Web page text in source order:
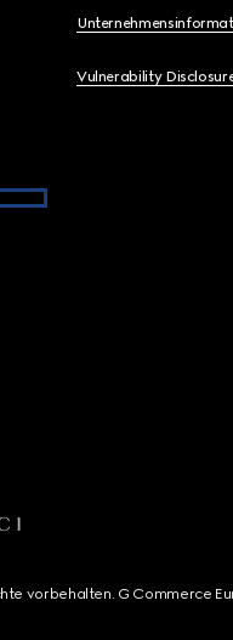
Vulnerability
vorbehalten. G Commerce